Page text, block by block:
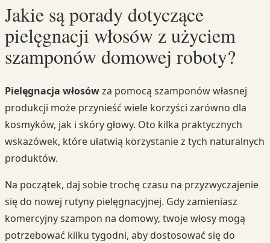
Jakie są porady dotyczące
pielęgnacji włosów z użyciem
szamponów domowej roboty?
Pielęgnacja włosówza pomocą szamponów własnej
produkcji może przynieść wiele korzyści zarówno dla
kosmyków, jak i skóry głowy. Oto kilka praktycznych
wskazówek, które ułatwią korzystanie z tych naturalnych
produktów.
Na początek, daj sobie trochę czasu na przyzwyczajenie
się do nowej rutyny pielęgnacyjnej. Gdy zamieniasz
komercyjny szampon na domowy, twoje włosy mogą
potrzebować kilku tygodni, aby dostosować się do